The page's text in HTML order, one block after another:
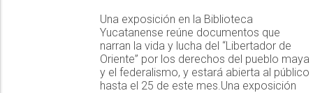
Una exposición en la Biblioteca
Yucatanense reúne documentos que
narran la vida y lucha del “Libertador de
Oriente” por los derechos del pueblo maya
y el federalismo, y estará abierta al público
hasta el 25 de este mes.Una exposición